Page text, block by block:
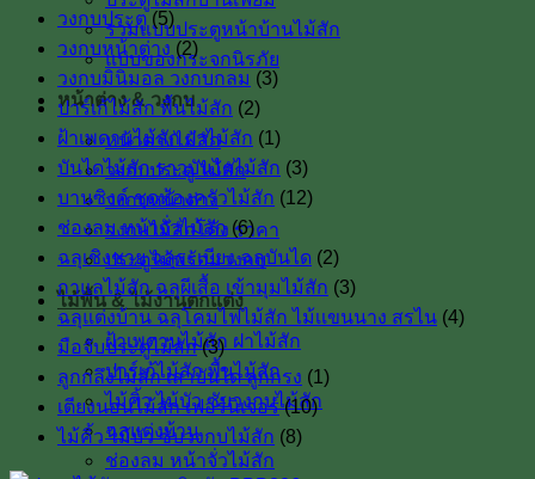
รวมแบบประตูหน้าบ้านไม้สัก
แบบของกระจกนิรภัย
หน้าต่าง & วงกบ
หน้าต่างไม้สัก
วงกบประตู ไม้สัก
วงกบหน้าต่าง
วงกบไม้สักโค้ง ราคา
ประตูไม้พร้อมวงกบ
ไม้พื้น & ไม้งานตกแต่ง
ฝ้าเพดานไม้สัก ฝาไม้สัก
ปาร์เก้ไม้สัก พื้นไม้สัก
ไม้คิ้ว ไม้บัว ซับวงกบไม้สัก
ฉลุแต่งบ้าน
ช่องลม หน้าจั่วไม้สัก
วงกบประตู (5)
วงกบหน้าต่าง (2)
วงกบมินิมอล วงกบกลม (3)
ปาร์เก้ไม้สัก พื้นไม้สัก (2)
ฝ้าเพดานไม้สัก ฝาไม้สัก (1)
บันไดไม้สัก ราวบันไดไม้สัก (3)
บานซิงค์ ชุดห้องครัวไม้สัก (12)
ช่องลม หน้าจั่วไม้สัก (6)
ฉลุเชิงชาย ฉลุระเบียง ฉลุบันได (2)
กาแลไม้สัก ฉลุผีเสื้อ เข้ามุมไม้สัก (3)
ฉลุแต่งบ้าน ฉลุโคมไฟไม้สัก ไม้เเขนนาง สรไน (4)
มือจับประตูไม้สัก (3)
ลูกกลึงไม้สัก เสาบันใด ลูกกรง (1)
เตียงนอนไม้สัก เฟอร์นิเจอร์ (10)
ไม้คิ้ว ไม้บัว ซับวงกบไม้สัก (8)